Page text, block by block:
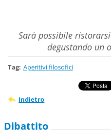
Sarà possibile
degustando un
Tag: Aperitivi filosofici
Indietro
Dibattito